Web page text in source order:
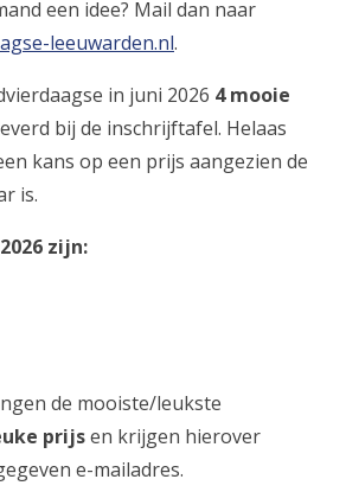
een idee? Mail dan naar
leeuwarden.nl.
in juni 2026 4 mooie
bij de inschrijftafel. Helaas
kans op een prijs aangezien de
is.
zijn:
de mooiste/leukste
prijsen krijgen hierover
e-mailadres.